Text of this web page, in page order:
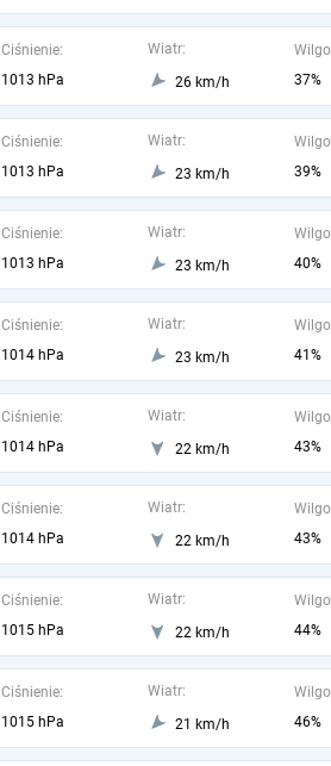
Ciśnienie:
1013 hPa
Wiatr:
26 km/h
37%
Ciśnienie:
1013 hPa
Wiatr:
23 km/h
39%
Ciśnienie:
1013 hPa
Wiatr:
23 km/h
40%
Ciśnienie:
1014 hPa
Wiatr:
23 km/h
41%
Ciśnienie:
1014 hPa
Wiatr:
22 km/h
43%
Ciśnienie:
1014 hPa
Wiatr:
22 km/h
43%
Ciśnienie:
1015 hPa
Wiatr:
22 km/h
44%
Ciśnienie:
1015 hPa
Wiatr:
21 km/h
46%